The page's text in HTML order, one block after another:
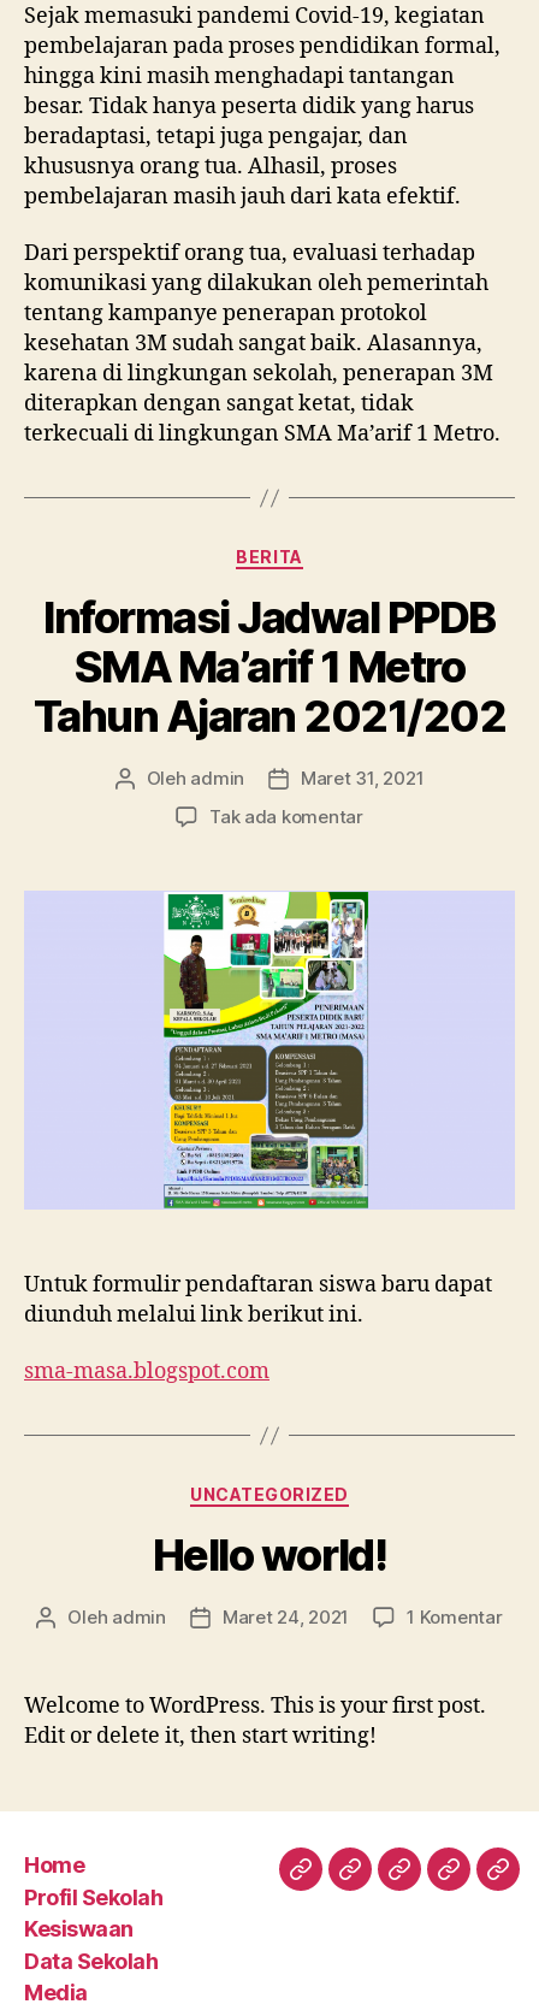
Sejak memasuki pandemi Covid-19, kegiatan
pembelajaran pada proses pendidikan formal,
hingga kini masih menghadapi tantangan
besar. Tidak hanya peserta didik yang harus
beradaptasi, tetapi juga pengajar, dan
khususnya orang tua. Alhasil, proses
pembelajaran masih jauh dari kata efektif.
Dari perspektif orang tua, evaluasi terhadap
komunikasi yang dilakukan oleh pemerintah
tentang kampanye penerapan protokol
kesehatan 3M sudah sangat baik. Alasannya,
karena di lingkungan sekolah, penerapan 3M
diterapkan dengan sangat ketat, tidak
terkecuali di lingkungan SMA Ma’arif 1 Metro.
Kategori
BERITA
Informasi Jadwal PPDB
SMA Ma’arif 1 Metro
Tahun Ajaran 2021/202
Penulis
artikel
Oleh admin
Tanggal
artikel
Maret 31, 2021
Tak ada komentarpada
PPDB
SMA
Ma’arif
1
Metro
Tahun
Ajaran
2021/202
Untuk formulir pendaftaran siswa baru dapat
diunduh melalui link berikut ini.
sma-masa.blogspot.com
Kategori
UNCATEGORIZED
Hello world!
Penulis
Oleh admin
Tanggal
Maret 24, 2021 1 Komentar
Welcome to WordPress. This is your first post.
Edit or delete it, then start writing!
Home
Profil Sekolah
Kesiswaan
Data Sekolah
Media
HomeProfilKesiswaan
Data